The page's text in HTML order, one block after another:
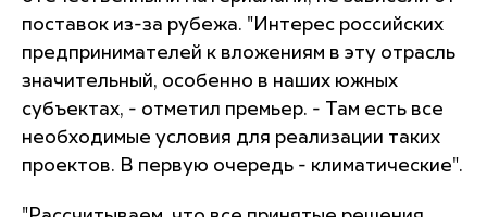
поставок из-за рубежа. "Интерес российских
предпринимателей к вложениям в эту отрасль
значительный, особенно в наших южных
субъектах, - отметил премьер. - Там есть все
необходимые условия для реализации таких
проектов. В первую очередь - климатические".